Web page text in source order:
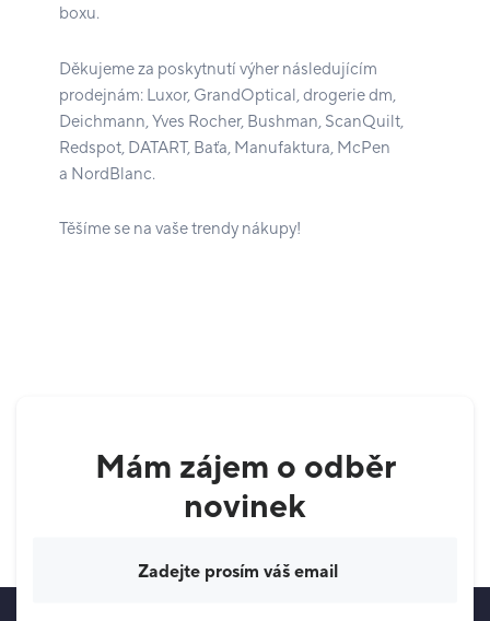
boxu.
Děkujeme za poskytnutí výher následujícím
prodejnám: Luxor, GrandOptical, drogerie dm,
Deichmann, Yves Rocher, Bushman, ScanQuilt,
Redspot, DATART, Baťa, Manufaktura, McPen
a NordBlanc.
Těšíme se na vaše trendy nákupy!
Mám zájem o odběr
novinek